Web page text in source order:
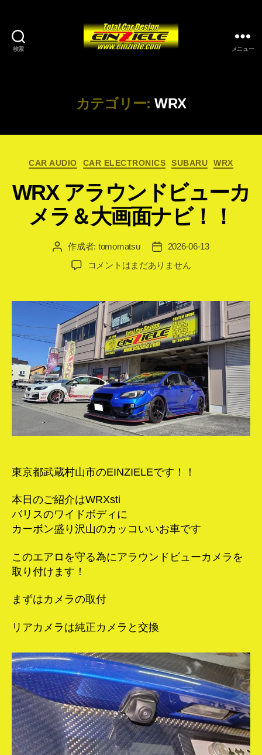
検索 メニュー
カテゴリー: WRX
カ
ゴ
リ
ー
CAR AUDIO CAR ELECTRONICS SUBARU WRX
WRX アラウンドビューカ
メラ＆大画面ナビ！！
投 作成者: tomomatsu
投
稿
日
2026-06-13
WRX
ウ
ン
ド
ビ
ュ
ー
カ
メ
ラ
＆
大
ナ
へ
の
コメントはまだありません
東京都武蔵村山市のEINZIELEです！！
本日のご紹介はWRXsti
バリスのワイドボディに
カーボン盛り沢山のカッコいいお車です
このエアロを守る為にアラウンドビューカメラを
取り付けます！
まずはカメラの取付
リアカメラは純正カメラと交換